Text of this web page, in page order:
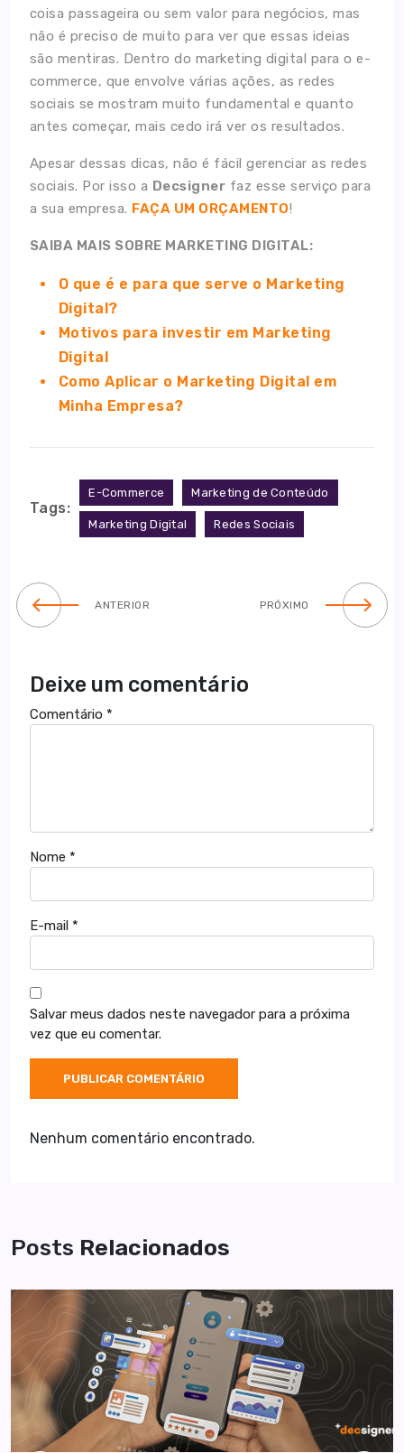
Entre
contato
contato@decsigner.com.br
coisa passageira ou sem valor para negócios, mas
não é preciso de muito para ver que essas ideias
são mentiras. Dentro do marketing digital para o e-
commerce, que envolve várias ações, as redes
sociais se mostram muito fundamental e quanto
antes começar, mais cedo irá ver os resultados.
Apesar dessas dicas, não é fácil gerenciar as redes
sociais. Por isso a Decsigner faz esse serviço para
a sua empresa. FAÇA UM ORÇAMENTO!
SAIBA MAIS SOBRE MARKETING DIGITAL:
O que é e para que serve o Marketing
Digital?
Motivos para investir em Marketing
Digital
Como Aplicar o Marketing Digital em
Minha Empresa?
Tags:
E-Commerce Marketing de Conteúdo
Marketing Digital Redes Sociais
ANTERIOR PRÓXIMO
Deixe um comentário
Comentário *
Nome *
E-mail *
Salvar meus dados neste navegador para a próxima
vez que eu comentar.
Nenhum comentário encontrado.
Posts Relacionados